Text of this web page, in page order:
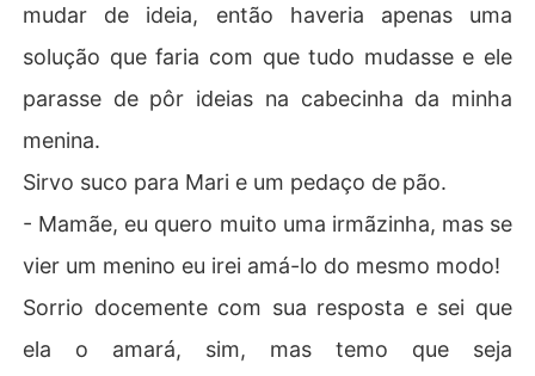
mudar de ideia, então haveria apenas uma
solução que faria com que tudo mudasse e ele
parasse de pôr ideias na cabecinha da minha
menina.
Sirvo suco para Mari e um pedaço de pão.
- Mamãe, eu quero muito uma irmãzinha, mas se
vier um menino eu irei amá-lo do mesmo modo!
Sorrio docemente com sua resposta e sei que
ela o amará, sim, mas temo que seja